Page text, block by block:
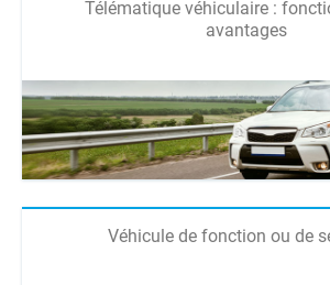
Télématique véhiculaire :
avantages
Véhicule de fonction ou de